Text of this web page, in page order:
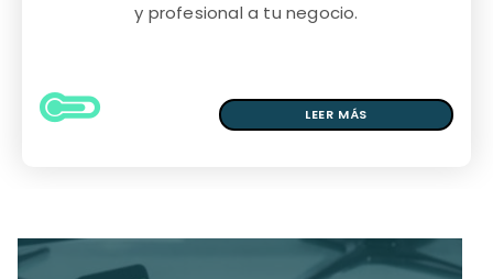
y profesional a tu negocio.
LEER MÁS